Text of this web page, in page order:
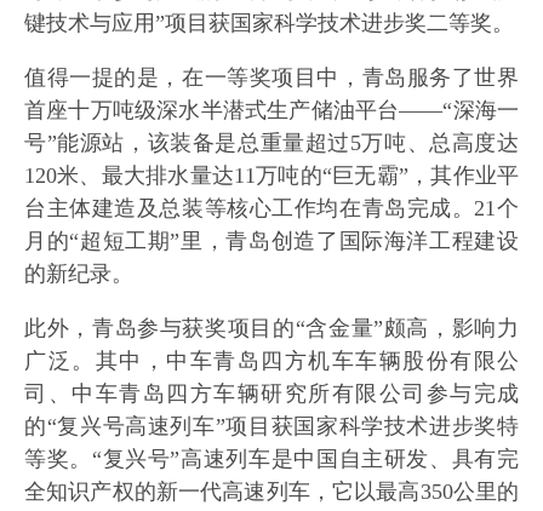
键技术与应用”项目获国家科学技术进步奖二等奖。
值得一提的是，在一等奖项目中，青岛服务了世界
首座十万吨级深水半潜式生产储油平台——“深海一
号”能源站，该装备是总重量超过5万吨、总高度达
120米、最大排水量达11万吨的“巨无霸”，其作业平
台主体建造及总装等核心工作均在青岛完成。21个
月的“超短工期”里，青岛创造了国际海洋工程建设
的新纪录。
此外，青岛参与获奖项目的“含金量”颇高，影响力
广泛。其中，中车青岛四方机车车辆股份有限公
司、中车青岛四方车辆研究所有限公司参与完成
的“复兴号高速列车”项目获国家科学技术进步奖特
等奖。“复兴号”高速列车是中国自主研发、具有完
全知识产权的新一代高速列车，它以最高350公里的